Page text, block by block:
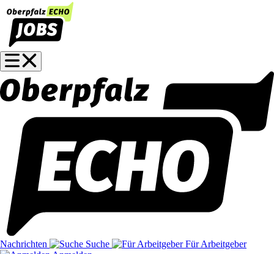
Nachrichten Suche
Für Arbeitgeber